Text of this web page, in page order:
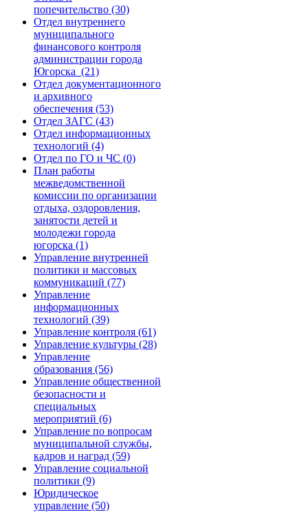
попечительство (30)
Отдел внутреннего
муниципального
финансового контроля
администрации города
Югорска (21)
Отдел документационного
и архивного
обеспечения (53)
Отдел ЗАГС (43)
Отдел информационных
технологий (4)
Отдел по ГО и ЧС (0)
План работы
межведомственной
комиссии по организации
отдыха, оздоровления,
занятости детей и
молодежи города
югорска (1)
Управление внутренней
политики и массовых
коммуникаций (77)
Управление
информационных
технологий (39)
Управление контроля (61)
Управление культуры (28)
Управление
образования (56)
Управление общественной
безопасности и
специальных
мероприятий (6)
Управление по вопросам
муниципальной службы,
кадров и наград (59)
Управление социальной
политики (9)
Юридическое
управление (50)